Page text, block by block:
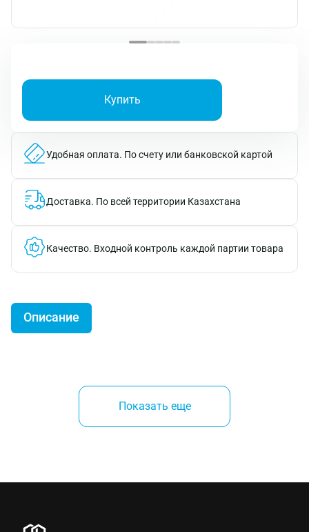
Купить
Удобная оплата. По счету или банковской картой
Доставка. По всей территории Казахстана
Качество. Входной контроль каждой партии товара
Описание
Cамопроникающая (самопробивная) заклепка REX
это несъемный крепежный элемент,
предназначенный для соединения двух или более
Изготовлена из стали 30 с применением
фото).
Показать еще